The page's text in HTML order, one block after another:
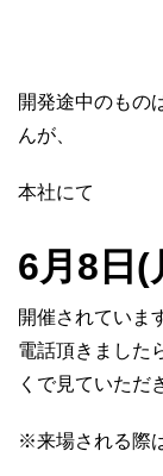
開発途中のもの
んが、
本社にて
6月8日(
開催されていま
電話頂きました
くで見ていただ
※来場される際